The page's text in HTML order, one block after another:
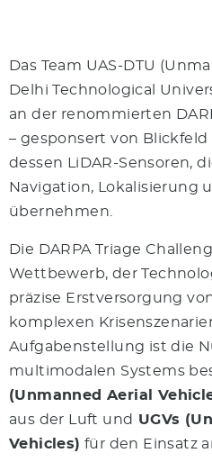
Das Team UAS-DTU
Delhi Technological
an der renommierten
– gesponsert von
dessen LiDAR-Sensoren,
Navigation, Lokalisierung
übernehmen.
Die DARPA Triage
Wettbewerb, der
präzise Erstversorgung
komplexen
Aufgabenstellung ist die
multimodalen Systems
(Unmanned Aerial
aus der Luft und UGVs
Vehicles) für den Einsatz